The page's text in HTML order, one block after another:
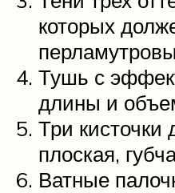
которых
Тушь с
длины и
Три кисточки
плоская,
Ватные